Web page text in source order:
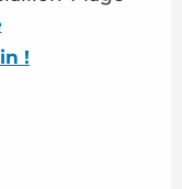
!